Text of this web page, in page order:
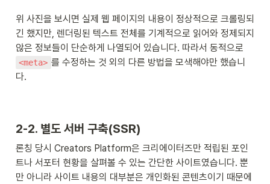
위 사진을 보시면 실제 웹 페이지의 내용이 정상적으로 크롤링되
긴 했지만, 렌더링된 텍스트 전체를 기계적으로 읽어와 정제되지
<meta> 를 수정하는 것 외의 다른 방법을 모색해야만 했습니
다.
2-2. 별도 서버 구축(SSR)
론칭 당시 Creators Platform은 크리에이터즈만 적립된 포인
트나 서포터 현황을 살펴볼 수 있는 간단한 사이트였습니다. 뿐
만 아니라 사이트 내용의 대부분은 개인화된 콘텐츠이기 때문에